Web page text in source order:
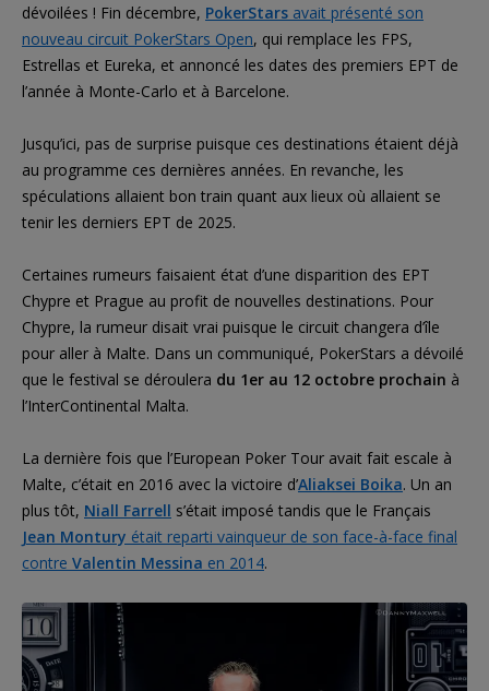
dévoilées ! Fin décembre, PokerStars avait présenté son
nouveau circuit PokerStars Open, qui remplace les FPS,
Estrellas et Eureka, et annoncé les dates des premiers EPT de
l’année à Monte-Carlo et à Barcelone.
Jusqu’ici, pas de surprise puisque ces destinations étaient déjà
au programme ces dernières années. En revanche, les
spéculations allaient bon train quant aux lieux où allaient se
tenir les derniers EPT de 2025.
Certaines rumeurs faisaient état d’une disparition des EPT
Chypre et Prague au profit de nouvelles destinations. Pour
Chypre, la rumeur disait vrai puisque le circuit changera d’île
pour aller à Malte. Dans un communiqué, PokerStars a dévoilé
que le festival se déroulera du 1er au 12 octobre prochain à
l’InterContinental Malta.
La dernière fois que l’European Poker Tour avait fait escale à
Malte, c’était en 2016 avec la victoire d’Aliaksei Boika. Un an
plus tôt, Niall Farrell s’était imposé tandis que le Français
Jean Montury était reparti vainqueur de son face-à-face final
contre Valentin Messina en 2014.